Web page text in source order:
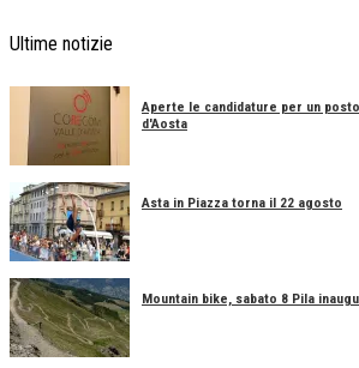
Ultime notizie
Aperte le candidature per un
d'Aosta
Asta in Piazza torna il 22 agosto
Mountain bike, sabato 8 Pila